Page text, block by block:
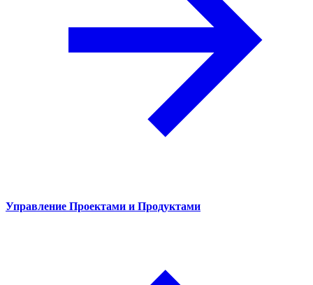
Управление Проектами и Продуктами